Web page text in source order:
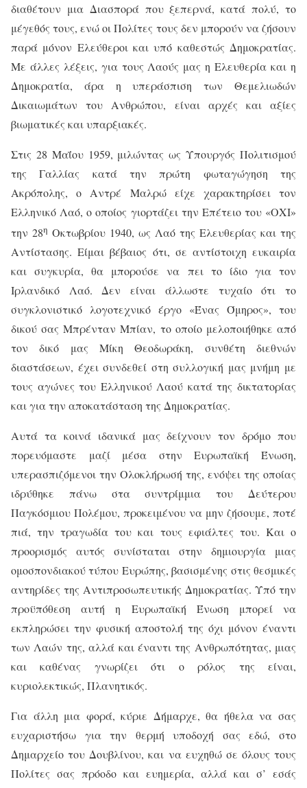
διαθέτουν μια Διασπορά που ξεπερνά, κατά πολύ, το
μέγεθός τους, ενώ οι Πολίτες τους δεν μπορούν να ζήσουν
παρά μόνον Ελεύθεροι και υπό καθεστώς Δημοκρατίας.
Με άλλες λέξεις, για τους Λαούς μας η Ελευθερία και η
Δημοκρατία, άρα η υπεράσπιση των Θεμελιωδών
Δικαιωμάτων του Ανθρώπου, είναι αρχές και αξίες
βιωματικές και υπαρξιακές.
Στις 28 Μαΐου 1959, μιλώντας ως Υπουργός Πολιτισμού
της Γαλλίας κατά την πρώτη φωταγώγηση της
Ακρόπολης, ο Αντρέ Μαλρώ είχε χαρακτηρίσει τον
Ελληνικό Λαό, ο οποίος γιορτάζει την Επέτειο του «ΟΧΙ»
την 28η Οκτωβρίου 1940, ως Λαό της Ελευθερίας και της
Αντίστασης. Είμαι βέβαιος ότι, σε αντίστοιχη ευκαιρία
και συγκυρία, θα μπορούσε να πει το ίδιο για τον
Ιρλανδικό Λαό. Δεν είναι άλλωστε τυχαίο ότι το
συγκλονιστικό λογοτεχνικό έργο «Ένας Όμηρος», του
δικού σας Μπρένταν Μπίαν, το οποίο μελοποιήθηκε από
τον δικό μας Μίκη Θεοδωράκη, συνθέτη διεθνών
διαστάσεων, έχει συνδεθεί στη συλλογική μας μνήμη με
τους αγώνες του Ελληνικού Λαού κατά της δικτατορίας
και για την αποκατάσταση της Δημοκρατίας.
Αυτά τα κοινά ιδανικά μας δείχνουν τον δρόμο που
πορευόμαστε μαζί μέσα στην Ευρωπαϊκή Ένωση,
υπερασπιζόμενοι την Ολοκλήρωσή της, ενόψει της οποίας
ιδρύθηκε πάνω στα συντρίμμια του Δεύτερου
Παγκόσμιου Πολέμου, προκειμένου να μην ζήσουμε, ποτέ
πιά, την τραγωδία του και τους εφιάλτες του. Και ο
προορισμός αυτός συνίσταται στην δημιουργία μιας
ομοσπονδιακού τύπου Ευρώπης, βασισμένης στις θεσμικές
αντηρίδες της Αντιπροσωπευτικής Δημοκρατίας. Υπό την
προϋπόθεση αυτή η Ευρωπαϊκή Ένωση μπορεί να
εκπληρώσει την φυσική αποστολή της όχι μόνον έναντι
των Λαών της, αλλά και έναντι της Ανθρωπότητας, μιας
και καθένας γνωρίζει ότι ο ρόλος της είναι,
κυριολεκτικώς, Πλανητικός.
Για άλλη μια φορά, κύριε Δήμαρχε, θα ήθελα να σας
ευχαριστήσω για την θερμή υποδοχή σας εδώ, στο
Δημαρχείο του Δουβλίνου, και να ευχηθώ σε όλους τους
Πολίτες σας πρόοδο και ευημερία, αλλά και σ’ εσάς